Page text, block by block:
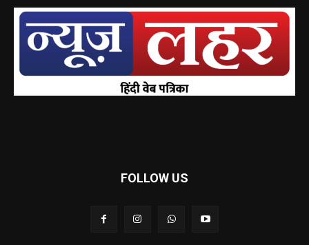
FOLLOW US